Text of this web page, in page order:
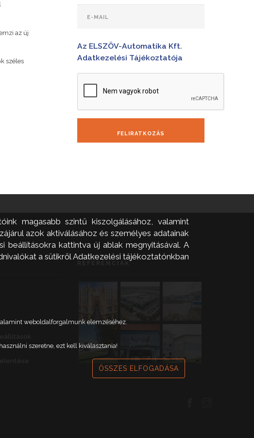
az új
széles
Az ELSZÖV-Automatika Kft.
Adatkezelési Tájékoztatója
FELIRATKOZÁS
magasabb szintű kiszolgálásához, valamint
azok aktiválásához és személyes adatainak
kattintva új ablak megnyitásával. A
a sütikről Adatkezelési tájékoztatónkban
weboldalforgalmunk elemzéséhez.
szeretne, ezt kell kiválasztania!
ÖSSZES ELFOGADÁSA